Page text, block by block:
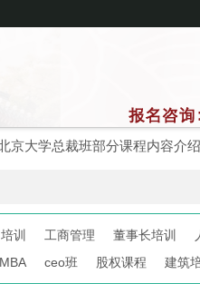
京大学总裁班部分课程内容介绍
训 工商管理 董事长培训
ceo班 股权课程 建筑